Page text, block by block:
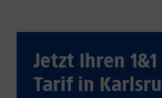
Jetzt Ihren
Tarif in